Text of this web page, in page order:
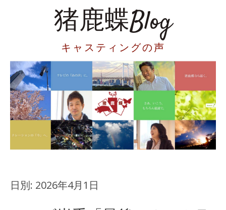
猪鹿蝶Blog
キャスティングの声
日別: 2026年4月1日